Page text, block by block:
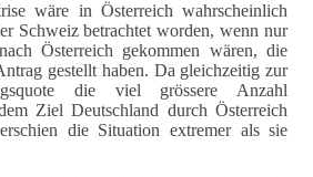
wäre in Österreich wahrscheinlich
Schweiz betrachtet worden, wenn nur
Österreich gekommen wären, die
gestellt haben. Da gleichzeitig zur
die viel grössere Anzahl
Ziel Deutschland durch Österreich
die Situation extremer als sie